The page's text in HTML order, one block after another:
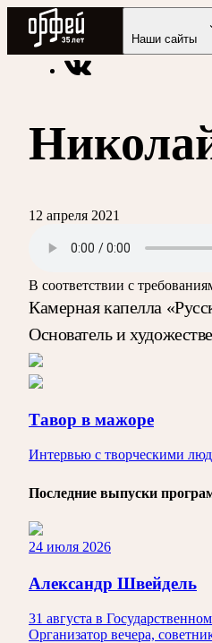
Радио Орфей
Наши сайты
Радио классической музыки
12 апреля 2021
В соответствии с
Камерная капелла
Основатель и
Тавор в мажоре
Интервью с творческими
Последние выпуски
24 июля 2026
Александр Швейдель
31 августа в
Организатор вечера,